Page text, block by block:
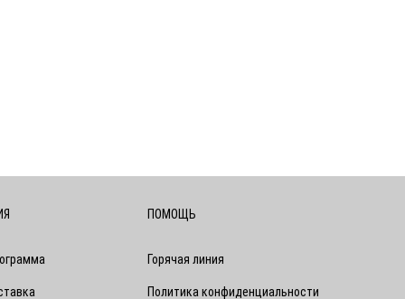
ПОМОЩЬ
Горячая линия
Политика конфиденциальности